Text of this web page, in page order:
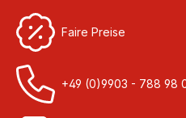
Faire Preise
+49 (0)9903 - 788 98